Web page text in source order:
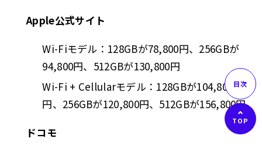
Apple公式サイト
Wi-Fiモデル：128GBが78,800円、256GBが
94,800円、512GBが130,800円
Wi-Fi + Cellularモデル：128GBが104,800
円、256GBが120,800円、512GBが156,800円
ドコモ